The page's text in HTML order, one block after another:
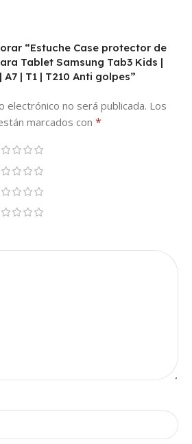
“Estuche Case protector de
Tablet Samsung Tab3 Kids |
| T1 | T210 Anti golpes”
electrónico no será publicada. Los
marcados con *